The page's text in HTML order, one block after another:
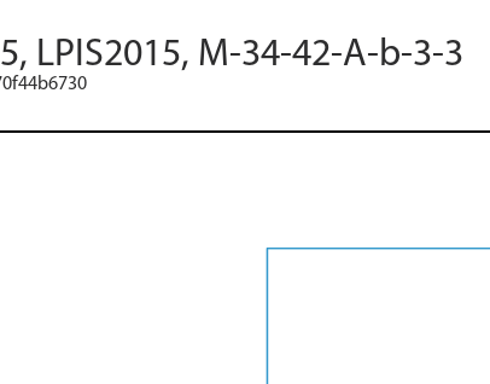
LPIS2015, M-34-42-A-b-3-3